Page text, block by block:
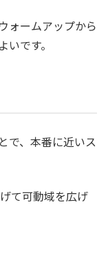
ォームアップから
です。
で、本番に近いス
て可動域を広げ